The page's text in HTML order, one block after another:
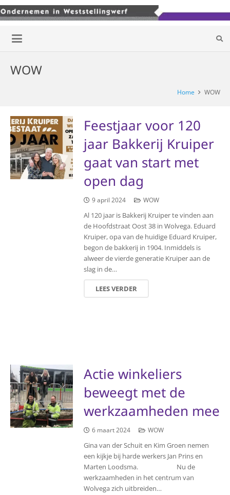
WOW
Home WOW
Feestjaar voor 120
jaar Bakkerij Kruiper
gaat van start met
open dag
9 april 2024 WOW
Al 120 jaar is Bakkerij Kruiper te vinden aan
de Hoofdstraat Oost 38 in Wolvega. Eduard
Kruiper, opa van de huidige Eduard Kruiper,
begon de bakkerij in 1904. Inmiddels is
alweer de vierde generatie Kruiper aan de
slag in de…
LEES VERDER
Actie winkeliers
beweegt met de
werkzaamheden mee
6 maart 2024 WOW
Gina van der Schuit en Kim Groen nemen
een kijkje bij harde werkers Jan Prins en
Marten Loodsma. Nu de
werkzaamheden in het centrum van
Wolvega zich uitbreiden…